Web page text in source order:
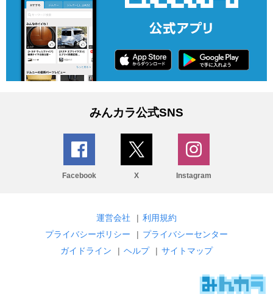
みんカラ公式SNS
Facebook X Instagram
運営会社 | 利用規約
プライバシーポリシー
| プライバシーセンター
ガイドライン
| ヘルプ | サイトマップ